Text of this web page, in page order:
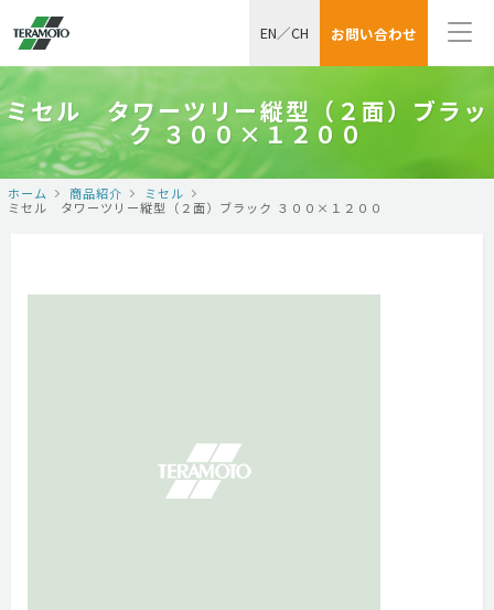
お問い合わせ
EN／CH
ミセル タワーツリー縦型（２面）ブラッ
ク ３００×１２００
ホーム 商品紹介
ミセル
ミセル タワーツリー縦型（２面）ブラック ３００×１２００